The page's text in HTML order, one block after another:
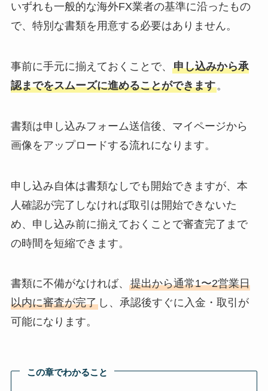
いずれも一般的な海外FX業者の基準に沿ったもの
で、特別な書類を用意する必要はありません。
事前に手元に揃えておくことで、 申し込みから承
認までをスムーズに進めることができます。
書類は申し込みフォーム送信後、マイページから
画像をアップロードする流れになります。
申し込み自体は書類なしでも開始できますが、本
人確認が完了しなければ取引は開始できないた
め、申し込み前に揃えておくことで審査完了まで
の時間を短縮できます。
書類に不備がなければ、 提出から通常1〜2営業日
以内に審査が完了し、承認後すぐに入金・取引が
可能になります。
この章でわかること